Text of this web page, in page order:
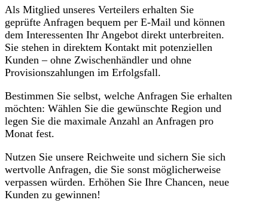
Als Mitglied unseres Verteilers erhalten Sie
geprüfte Anfragen bequem per E-Mail und können
dem Interessenten Ihr Angebot direkt unterbreiten.
Sie stehen in direktem Kontakt mit potenziellen
Kunden – ohne Zwischenhändler und ohne
Provisionszahlungen im Erfolgsfall.
Bestimmen Sie selbst, welche Anfragen Sie erhalten
möchten: Wählen Sie die gewünschte Region und
legen Sie die maximale Anzahl an Anfragen pro
Monat fest.
Nutzen Sie unsere Reichweite und sichern Sie sich
wertvolle Anfragen, die Sie sonst möglicherweise
verpassen würden. Erhöhen Sie Ihre Chancen, neue
Kunden zu gewinnen!